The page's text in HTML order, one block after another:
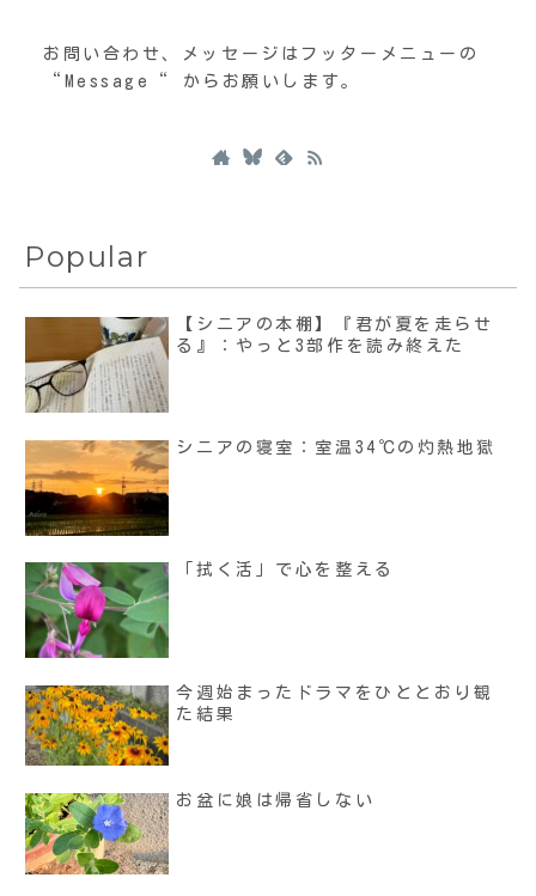
お問い合わせ、メッセージはフッターメニューの
“Message“ からお願いします。
Popular
【シニアの本棚】『君が夏を走らせ
る』：やっと3部作を読み終えた
シニアの寝室：室温34℃の灼熱地獄
「拭く活」で心を整える
今週始まったドラマをひととおり観
た結果
お盆に娘は帰省しない